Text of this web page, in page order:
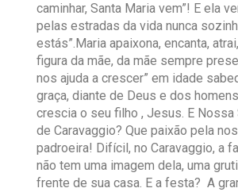
caminhar, Santa Maria vem”! E ela
pelas estradas da vida nunca
estás”.Maria apaixona, encanta,
figura da mãe, da mãe sempre
nos ajuda a crescer” em idade
graça, diante de Deus e dos
crescia o seu filho , Jesus. E Nossa
de Caravaggio? Que paixão pela
padroeira! Difícil, no Caravaggio, a
não tem uma imagem dela, uma
frente de sua casa. E a festa? A